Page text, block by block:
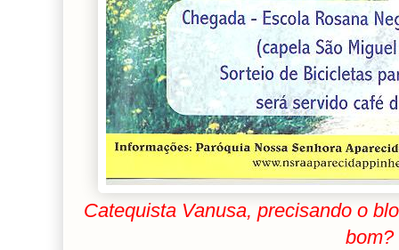
Catequista Vanusa, precisando o
bom?